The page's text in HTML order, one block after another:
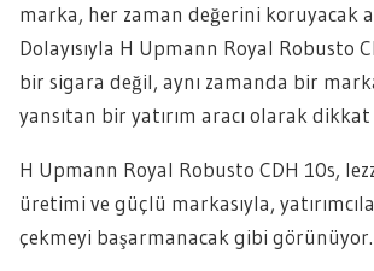
marka, her zaman değerini koruyacak
Dolayısıyla H Upmann Royal Robusto
bir sigara değil, aynı zamanda bir
yansıtan bir yatırım aracı olarak
H Upmann Royal Robusto CDH 10s,
üretimi ve güçlü markasıyla,
çekmeyi başarmanacak gibi görünüyor.